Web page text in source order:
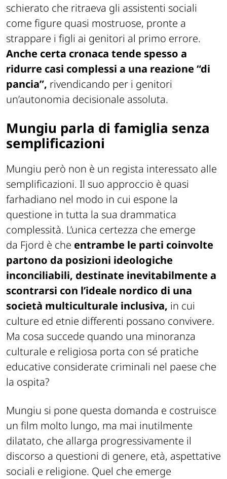
schierato che ritraeva gli assistenti sociali
come figure quasi mostruose, pronte a
strappare i figli ai genitori al primo errore.
Anche certa cronaca tende spesso a
ridurre casi complessi a una reazione “di
pancia”, rivendicando per i genitori
un’autonomia decisionale assoluta.
Mungiu parla di famiglia senza
semplificazioni
Mungiu però non è un regista interessato alle
semplificazioni. Il suo approccio è quasi
farhadiano nel modo in cui espone la
questione in tutta la sua drammatica
complessità. L’unica certezza che emerge
da Fjord è che entrambe le parti coinvolte
partono da posizioni ideologiche
inconciliabili, destinate inevitabilmente a
scontrarsi con l’ideale nordico di una
società multiculturale inclusiva, in cui
culture ed etnie differenti possano convivere.
Ma cosa succede quando una minoranza
culturale e religiosa porta con sé pratiche
educative considerate criminali nel paese che
la ospita?
Mungiu si pone questa domanda e costruisce
un film molto lungo, ma mai inutilmente
dilatato, che allarga progressivamente il
discorso a questioni di genere, età, aspettative
sociali e religione. Quel che emerge